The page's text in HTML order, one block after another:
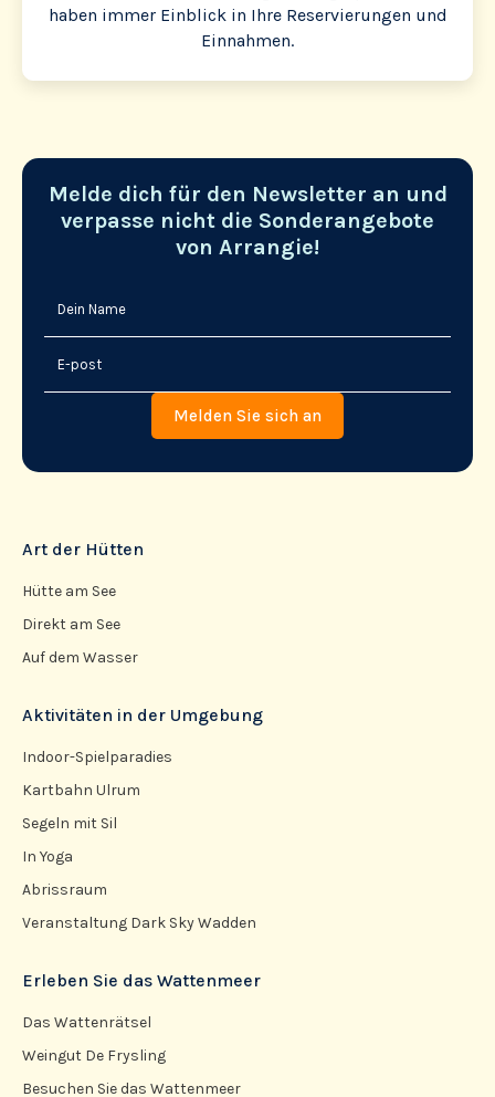
haben immer Einblick in Ihre Reservierungen und
Einnahmen.
Melde dich für den Newsletter an und
verpasse nicht die Sonderangebote
von Arrangie!
Art der Hütten
Hütte am See
Direkt am See
Auf dem Wasser
Aktivitäten in der Umgebung
Indoor-Spielparadies
Kartbahn Ulrum
Segeln mit Sil
In Yoga
Abrissraum
Veranstaltung Dark Sky Wadden
Erleben Sie das Wattenmeer
Das Wattenrätsel
Weingut De Frysling
Besuchen Sie das Wattenmeer